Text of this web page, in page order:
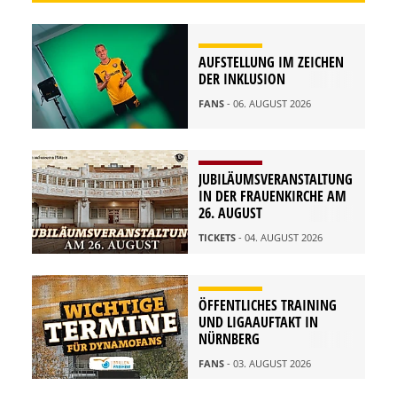
AUFSTELLUNG IM ZEICHEN
DER INKLUSION
FANS - 06. AUGUST 2026
JUBILÄUMSVERANSTALTUNG
IN DER FRAUENKIRCHE AM
26. AUGUST
TICKETS - 04. AUGUST 2026
ÖFFENTLICHES TRAINING
UND LIGAAUFTAKT IN
NÜRNBERG
FANS - 03. AUGUST 2026